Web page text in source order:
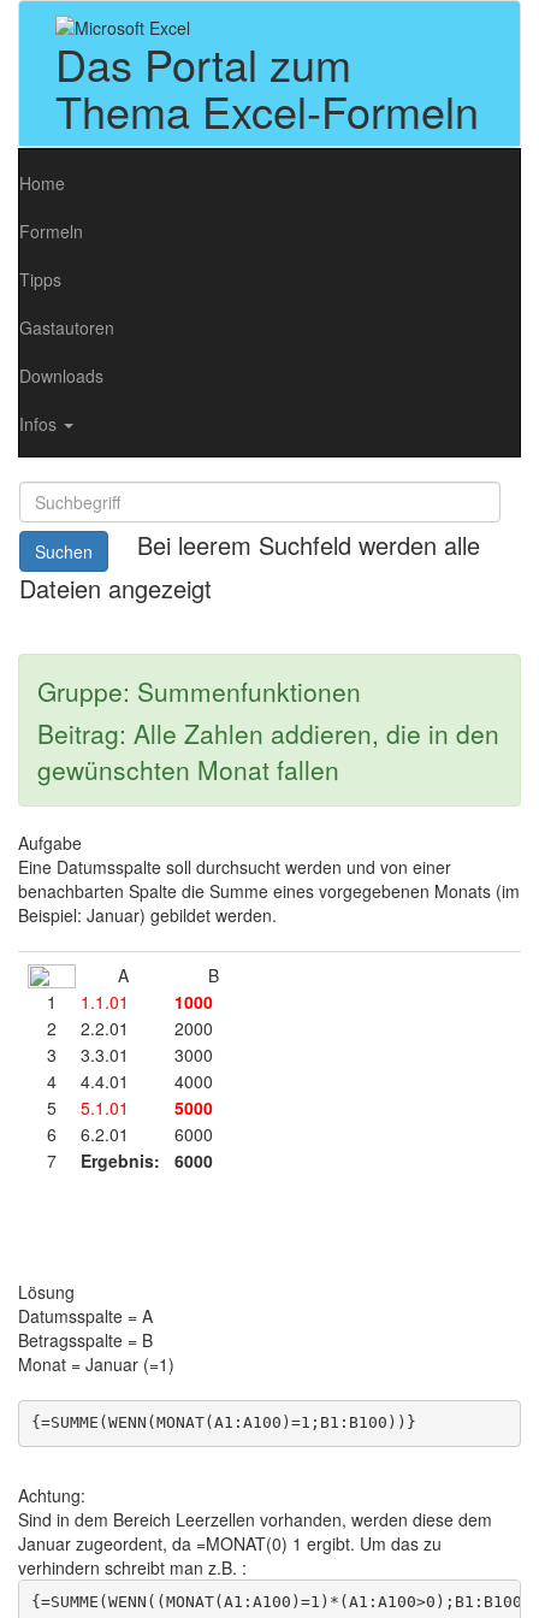
Das Portal zum
Thema Excel-Formeln
Home
Formeln
Tipps
Gastautoren
Downloads
Infos
Suchen
Bei leerem Suchfeld werden alle
Dateien angezeigt
Gruppe: Summenfunktionen
Beitrag: Alle Zahlen addieren, die in den
gewünschten Monat fallen
Aufgabe
Eine Datumsspalte soll durchsucht werden und von einer
benachbarten Spalte die Summe eines vorgegebenen Monats (im
Beispiel: Januar) gebildet werden.
A
B
1
1.1.01
1000
2
2.2.01
2000
3
3.3.01
3000
4
4.4.01
4000
5
5.1.01
5000
6
6.2.01
6000
7
Ergebnis: 6000
Lösung
Datumsspalte = A
Betragsspalte = B
Monat = Januar (=1)
Achtung:
Sind in dem Bereich Leerzellen vorhanden, werden diese dem
Januar zugeordent, da =MONAT(0) 1 ergibt. Um das zu
verhindern schreibt man z.B. :